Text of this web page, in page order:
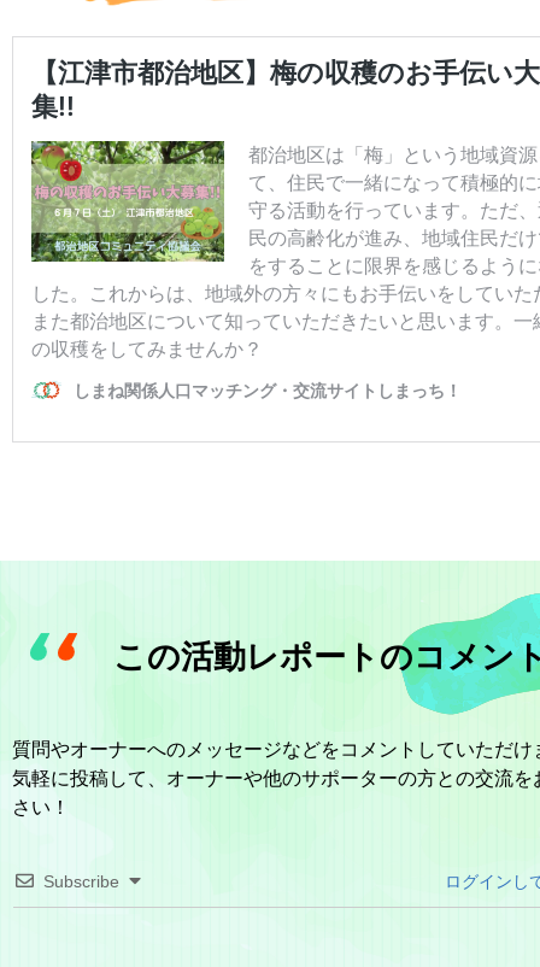
この活動レポートのコメン
質問やオーナーへのメッセージなどをコメントしていただけ
気軽に投稿して、オーナーや他のサポーターの方との交流を
さい！
Subscribe ログインし